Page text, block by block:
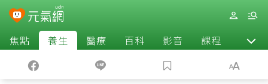
焦點 養生 醫療 百科 影音 課程 退休